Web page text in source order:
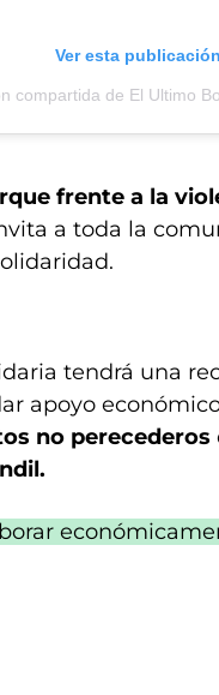
Ver esta
frente a la
a toda la
tendrá una
apoyo
no perecederos